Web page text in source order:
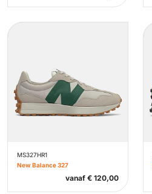
MS327HR1
New Balance 327
vanaf € 120,00